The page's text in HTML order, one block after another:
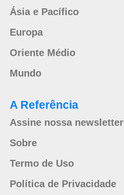
Ásia e Pacífico
Europa
Oriente Médio
Mundo
A Referência
Assine nossa newsletter
Sobre
Termo de Uso
Política de Privacidade